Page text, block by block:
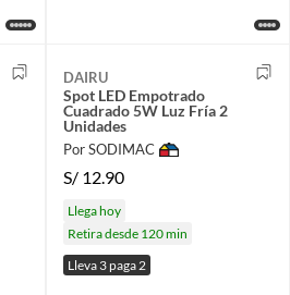
DAIRU
Spot LED Empotrado
Cuadrado 5W Luz Fría 2
Unidades
Por SODIMAC
S/ 12.90
Llega hoy
Retira desde 120 min
Lleva 3 paga 2